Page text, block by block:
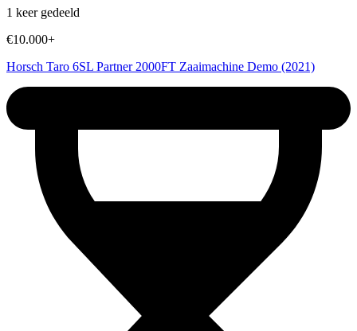
1 keer gedeeld
€10.000+
Horsch Taro 6SL Partner 2000FT Zaaimachine Demo (2021)